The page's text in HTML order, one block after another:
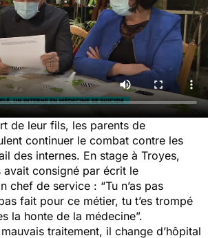
de leur fils, les parents de
continuer le combat contre les
des internes. En stage à Troyes,
avait consigné par écrit le
chef de service : “Tu n’as pas
fait pour ce métier, tu t’es trompé
la honte de la médecine”.
traitement, il change d’hôpital